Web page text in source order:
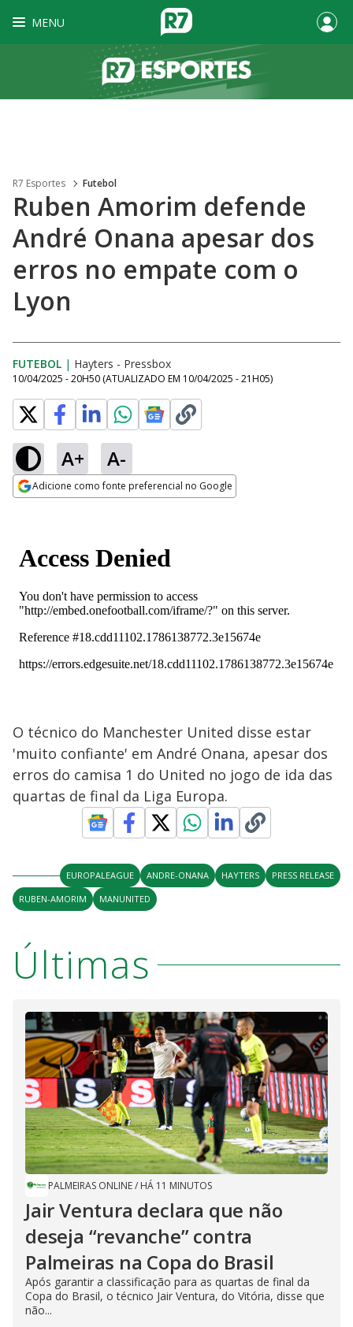
MENU
R7 Esportes Futebol
Ruben Amorim defende
André Onana apesar dos
erros no empate com o
Lyon
FUTEBOL | Hayters - Pressbox
10/04/2025 - 20H50 (ATUALIZADO EM 10/04/2025 - 21H05)
A+ A-
Adicione como fonte preferencial no Google
O técnico do Manchester United disse estar
'muito confiante' em André Onana, apesar dos
erros do camisa 1 do United no jogo de ida das
quartas de final da Liga Europa.
EUROPALEAGUE ANDRE-ONANA HAYTERS
PRESS RELEASE
RUBEN-AMORIM
MANUNITED
Últimas
PALMEIRAS ONLINE/ HÁ 11 MINUTOS
Jair Ventura declara que não
deseja “revanche” contra
Palmeiras na Copa do Brasil
Após garantir a classificação para as quartas de final da
Copa do Brasil, o técnico Jair Ventura, do Vitória, disse que
não...